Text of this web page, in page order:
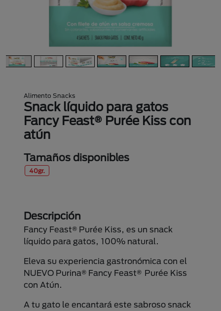
Alimento Snacks
Snack líquido para gatos
Fancy Feast® Purée Kiss con
atún
Tamaños disponibles
40gr.
Descripción
Fancy Feast® Purée Kiss, es un snack
líquido para gatos, 100% natural.
Eleva su experiencia gastronómica con el
NUEVO Purina® Fancy Feast® Purée Kiss
con Atún.
A tu gato le encantará este sabroso snack